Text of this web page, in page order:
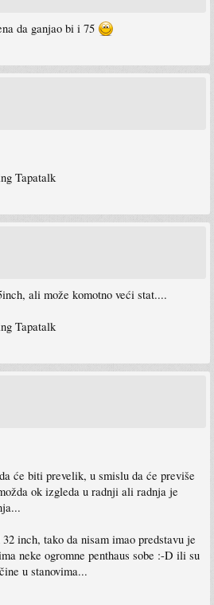
da ganjao bi i 75
Tapatalk
ali može komotno veći stat....
Tapatalk
će biti prevelik, u smislu da će previše
ok izgleda u radnji ali radnja je
inch, tako da nisam imao predstavu je
neke ogromne penthaus sobe :-D ili su
u stanovima...